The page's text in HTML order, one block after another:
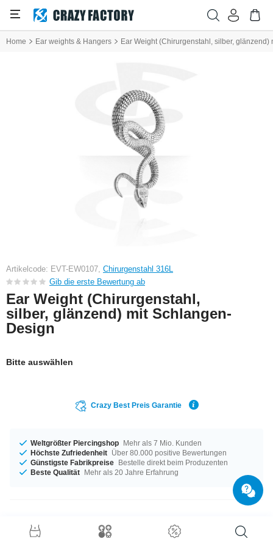
Home Ear weights & Hangers Ear Weight (Chirurgenstahl, silber,
Artikelcode: EVT-EW0107, Chirurgenstahl 316L
Gib die erste Bewertung ab
Ear Weight (Chirurgenstahl,
silber, glänzend) mit Schlangen-
Design
Bitte auswählen
Crazy Best Preis Garantie
Weltgrößter Piercingshop Mehr als 7 Mio. Kunden
Höchste Zufriedenheit Über 80.000 positive Bewertungen
Günstigste Fabrikpreise Bestelle direkt beim Produzenten
Beste Qualität Mehr als 20 Jahre Erfahrung
Produktdetails